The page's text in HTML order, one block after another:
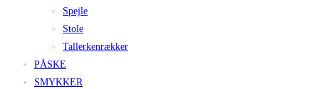
Spejle
Stole
Tallerkenrækker
PÅSKE
SMYKKER